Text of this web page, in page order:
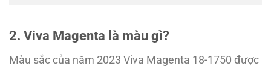
2. Viva Magenta là màu gì?
Màu sắc của năm 2023 Viva Magenta 18-1750 được